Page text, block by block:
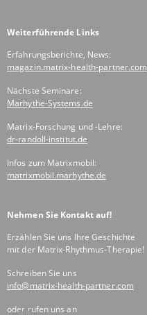
Weiterführende Links
Erfahrungsberichte, News:
magazin.matrix-health-partner.com
Nächste Seminare:
Marhythe-Systems.de
Matrix-Forschung und -Lehre:
dr-randoll-institut.de
Infos zum Matrixmobil:
matrixmobil.marhythe.de
Nehmen Sie Kontakt auf!
Erzählen Sie uns Ihre Geschichte
mit der Matrix-Rhythmus-Therapie!
Schreiben Sie uns
info@matrix-health-partner.com
oder rufen uns an